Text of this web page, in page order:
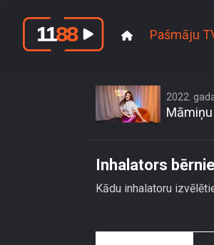
Pašmāju
2022.
Inhalators
Kādu inhalatoru